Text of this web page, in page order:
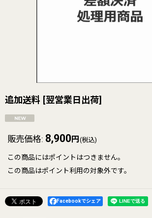
追加送料 [翌営業日出荷]
販売価格: 8,900 円 (税込)
この商品にはポイントはつきません。
この商品はポイント利用の対象外です。
Facebookでシェア